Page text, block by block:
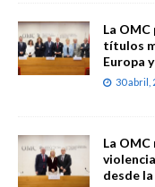
La
títulos
Europa
30 abril,
La
desde